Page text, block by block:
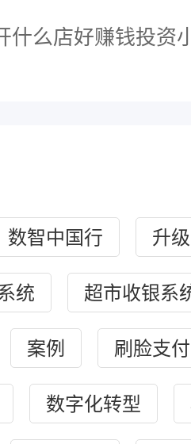
什么店好赚钱投资
数智中国行 升
统 超市收银系
案例 刷脸支付
数字化转型